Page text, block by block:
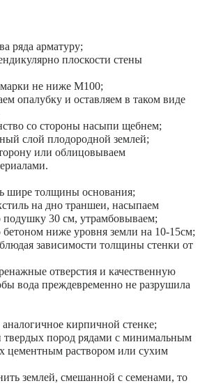
ряда арматуру;
плоскости стены
не ниже М100;
опалубку и оставляем в таком виде
со стороны насыпи щебнем;
слой плодородной землей;
или облицовываем
шире толщины основания;
на дно траншеи, насыпаем
30 см, утрамбовываем;
ниже уровня земли на 10-15см;
зависимости толщины стенки от
отверстия и качественную
вода преждевременно не разрушила
кирпичной стенке;
твердых пород рядами с минимальным
цементным раствором или сухим
землей, смешанной с семенами, то